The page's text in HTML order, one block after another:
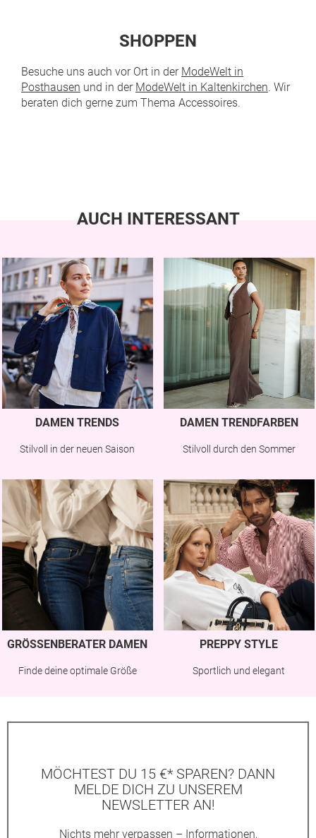
SHOPPEN
Besuche uns auch vor Ort in der ModeWelt in
Posthausen und in der ModeWelt in Kaltenkirchen. Wir
beraten dich gerne zum Thema Accessoires.
AUCH INTERESSANT
DAMEN TRENDS
Stilvoll in der neuen Saison
DAMEN TRENDFARBEN
Stilvoll durch den Sommer
GRÖSSENBERATER DAMEN
Finde deine optimale Größe
PREPPY STYLE
Sportlich und elegant
MÖCHTEST DU 15 €* SPAREN? DANN
MELDE DICH ZU UNSEREM
NEWSLETTER AN!
Nichts mehr verpassen – Informationen,